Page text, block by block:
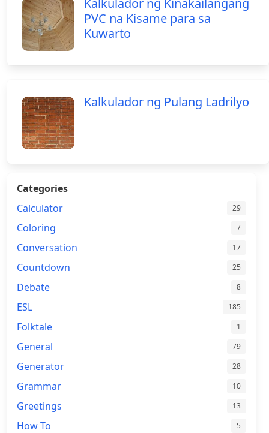
Kalkulador ng Kinakailangang
PVC na Kisame para sa
Kuwarto
Kalkulador ng Pulang Ladrilyo
Categories
Calculator
29
Coloring 7
Conversation 17
Countdown 25
Debate 8
ESL 185
Folktale 1
General 79
Generator 28
Grammar 10
Greetings 13
How To 5